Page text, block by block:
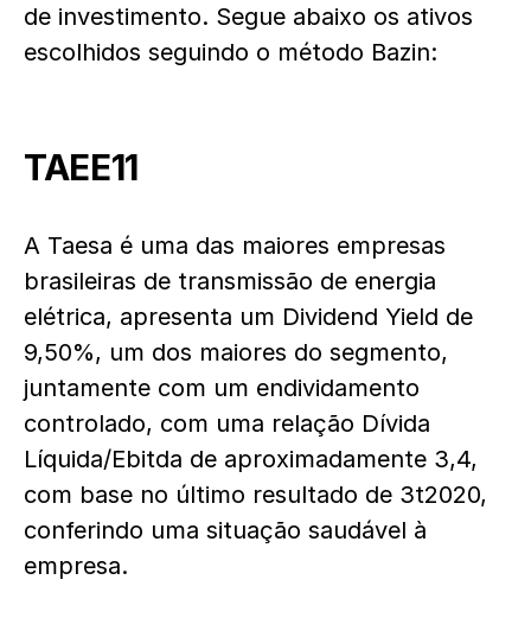
de investimento. Segue abaixo os ativos
escolhidos seguindo o método Bazin:
TAEE11
A Taesa é uma das maiores empresas
brasileiras de transmissão de energia
elétrica, apresenta um Dividend Yield de
9,50%, um dos maiores do segmento,
juntamente com um endividamento
controlado, com uma relação Dívida
Líquida/Ebitda de aproximadamente 3,4,
com base no último resultado de 3t2020,
conferindo uma situação saudável à
empresa.